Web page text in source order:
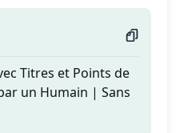
Titres et Points de
un Humain | Sans